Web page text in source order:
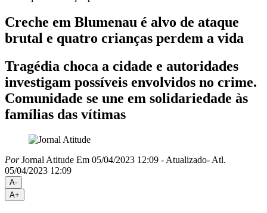
Creche em Blumenau é alvo de ataque
brutal e quatro crianças perdem a vida
Tragédia choca a cidade e autoridades
investigam possíveis envolvidos no crime.
Comunidade se une em solidariedade às
famílias das vítimas
PorJornal Atitude Em 05/04/2023 12:09 - Atualizado- Atl.
05/04/2023 12:09
A-
A+